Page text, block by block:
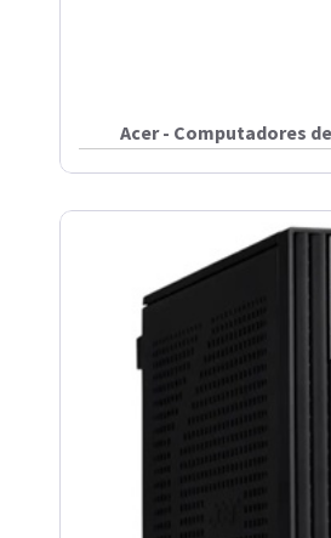
Acer - Computadores